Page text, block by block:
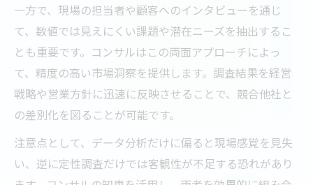
一方で、現場の担当者や顧客へのインタビューを通じ
て、数値では見えにくい課題や潜在ニーズを抽出するこ
とも重要です。コンサルはこの両面アプローチによっ
て、精度の高い市場洞察を提供します。調査結果を経営
戦略や営業方針に迅速に反映させることで、競合他社と
の差別化を図ることが可能です。
注意点として、データ分析だけに偏ると現場感覚を見失
い、逆に定性調査だけでは客観性が不足する恐れがあり